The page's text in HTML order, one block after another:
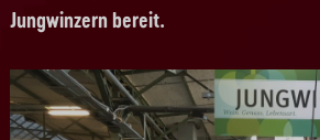
Jungwinzern bereit.